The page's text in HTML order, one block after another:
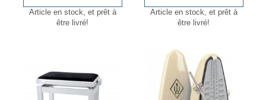
Article en stock, et prêt à
être livré!
Article en stock, et prêt à
être livré!